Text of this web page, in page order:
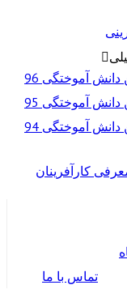
آموختگی 96
آموختگی 95
آموختگی 94
کارآفرینان
تماس با ما